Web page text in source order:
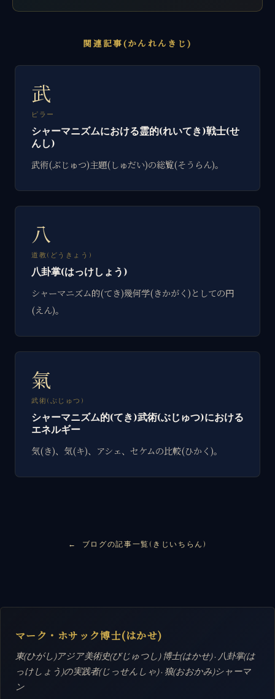
関連記事(かんれんきじ)
武
ピラー
シャーマニズムにおける霊的(れいてき)戦士(せ
んし)
武術(ぶじゅつ)主題(しゅだい)の総覧(そうらん)。
八
道教(どうきょう)
八卦掌(はっけしょう)
シャーマニズム的(てき)幾何学(きかがく)としての円
(えん)。
氣
武術(ぶじゅつ)
シャーマニズム的(てき)武術(ぶじゅつ)における
エネルギー
気(き)、気(キ)、アシェ、セケムの比較(ひかく)。
ブログの記事一覧(きじいちらん)
マーク・ホサック博士(はかせ)
東(ひがし)アジア美術史(びじゅつし) 博士(はかせ) · 八卦掌(は
っけしょう)の実践者(じっせんしゃ) · 狼(おおかみ)シャーマ
ン